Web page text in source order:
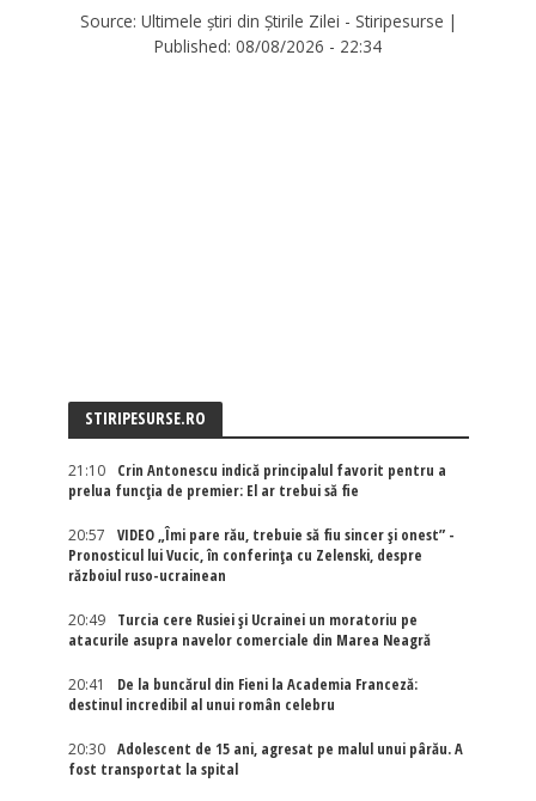
Source: Ultimele știri din Știrile Zilei - Stiripesurse |
Published: 08/08/2026 - 22:34
STIRIPESURSE.RO
21:10
Crin Antonescu indică principalul favorit pentru a
prelua funcția de premier: El ar trebui să fie
20:57
VIDEO „Îmi pare rău, trebuie să fiu sincer și onest” -
Pronosticul lui Vucic, în conferința cu Zelenski, despre
războiul ruso-ucrainean
20:49
Turcia cere Rusiei și Ucrainei un moratoriu pe
atacurile asupra navelor comerciale din Marea Neagră
20:41
De la buncărul din Fieni la Academia Franceză:
destinul incredibil al unui român celebru
20:30
Adolescent de 15 ani, agresat pe malul unui pârău. A
fost transportat la spital